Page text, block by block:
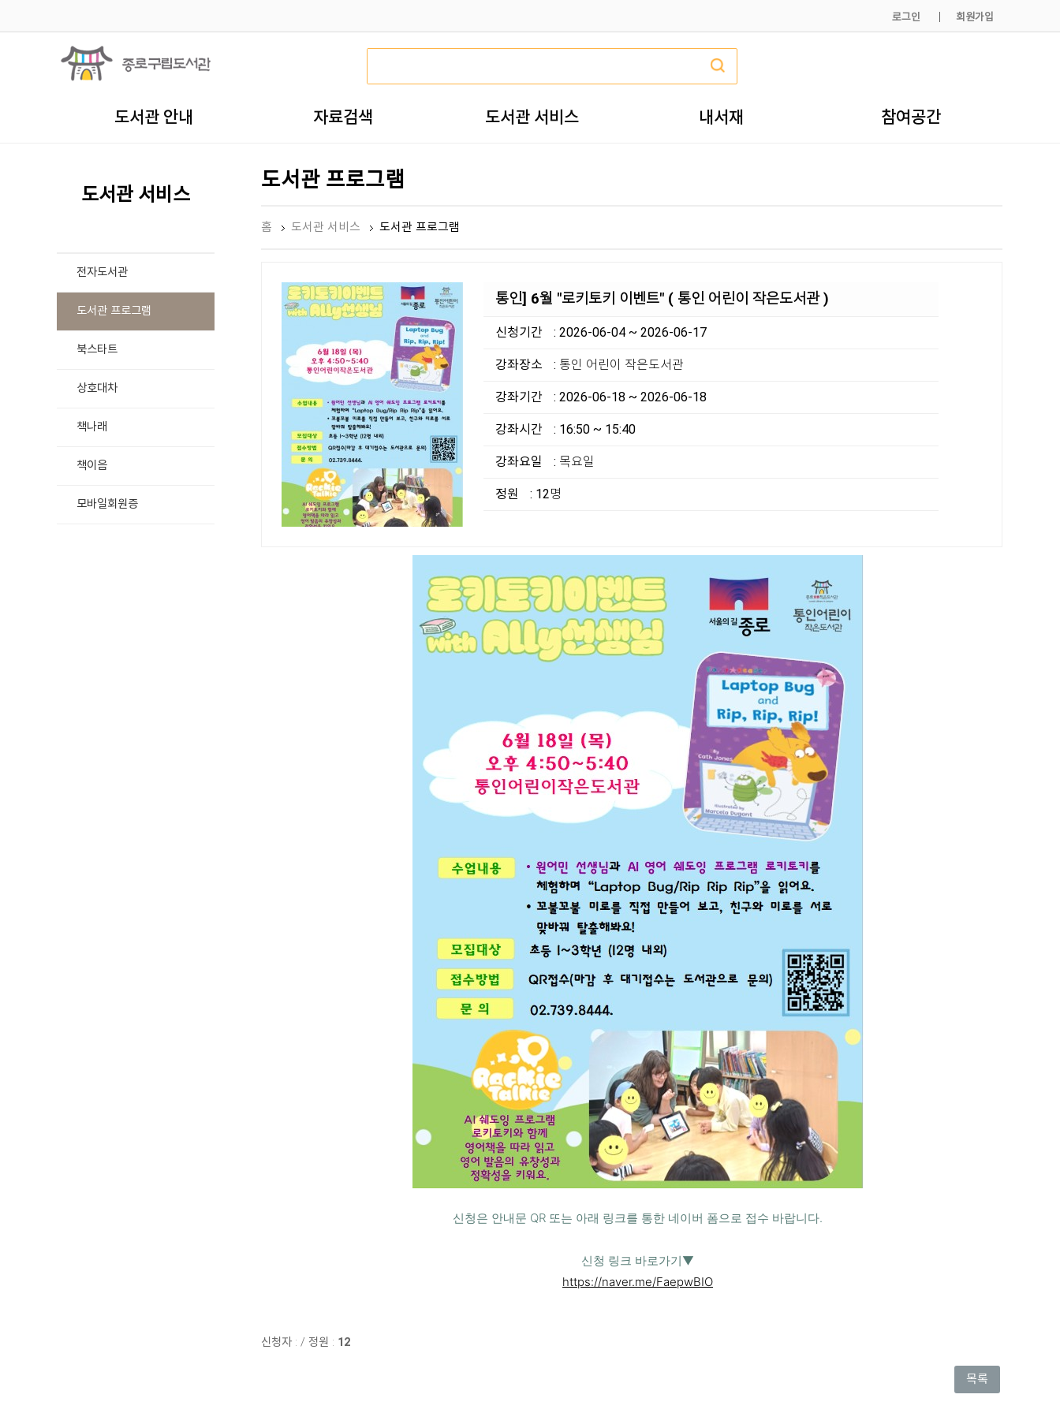
로그인 회원가입
도서관 안내 자료검색 도서관 서비스 내서재 참여공간
도서관 서비스
전자도서관
도서관 프로그램
북스타트
상호대차
책나래
책이음
모바일회원증
도서관 프로그램
홈 도서관 서비스 도서관 프로그램
통인] 6월 "로키토키 이벤트" ( 통인 어린이 작은도서관 )
신청기간 : 2026-06-04 ~ 2026-06-17
강좌장소 : 통인 어린이 작은도서관
강좌기간 : 2026-06-18 ~ 2026-06-18
강좌시간 : 16:50 ~ 15:40
강좌요일 : 목요일
정원 : 12명
신청은 안내문 QR 또는 아래 링크를 통한 네이버 폼으로 접수 바랍니다.
신청 링크 바로가기▼
https://naver.me/FaepwBIO
신청자 : / 정원 : 12
목록